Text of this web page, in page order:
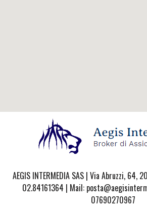
AEGIS INTERMEDIA SAS | Via Abruzzi, 64,
02.84161364 | Mail:
07690270967